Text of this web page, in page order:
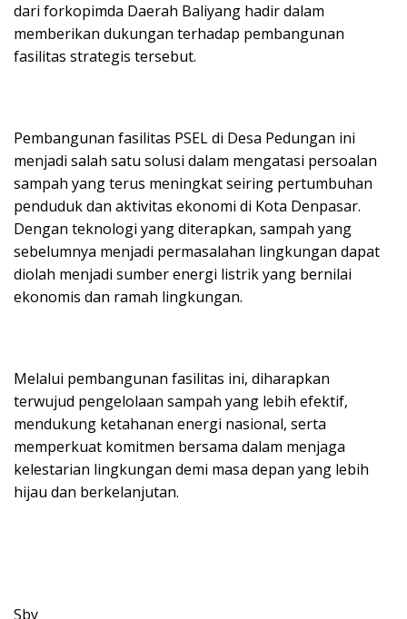
dari forkopimda Daerah Baliyang hadir dalam
memberikan dukungan terhadap pembangunan
fasilitas strategis tersebut.
Pembangunan fasilitas PSEL di Desa Pedungan ini
menjadi salah satu solusi dalam mengatasi persoalan
sampah yang terus meningkat seiring pertumbuhan
penduduk dan aktivitas ekonomi di Kota Denpasar.
Dengan teknologi yang diterapkan, sampah yang
sebelumnya menjadi permasalahan lingkungan dapat
diolah menjadi sumber energi listrik yang bernilai
ekonomis dan ramah lingkungan.
Melalui pembangunan fasilitas ini, diharapkan
terwujud pengelolaan sampah yang lebih efektif,
mendukung ketahanan energi nasional, serta
memperkuat komitmen bersama dalam menjaga
kelestarian lingkungan demi masa depan yang lebih
hijau dan berkelanjutan.
Sby